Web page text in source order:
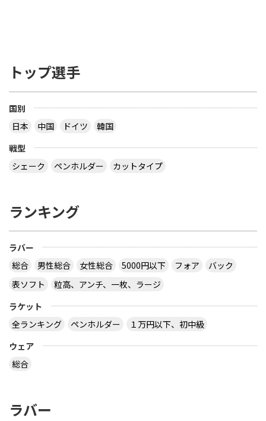
トップ選手
国別
日本
中国 ドイツ
韓国
戦型
シェーク
ペンホルダー カットタイプ
ランキング
ラバー
総合
男性総合 女性総合 5000円以下 フォア
バック
表ソフト
粒高、アンチ、一枚、ラージ
ラケット
全ランキング
ペンホルダー
１万円以下、初中級
ウェア
総合
ラバー